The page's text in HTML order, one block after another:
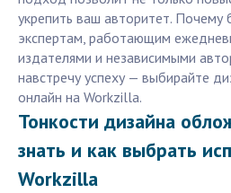
укрепить ваш авторитет. Почему
экспертам, работающим
издателями и независимыми
навстречу успеху — выбирайте
онлайн на Workzilla.
Тонкости дизайна
знать и как выбрать
Workzilla